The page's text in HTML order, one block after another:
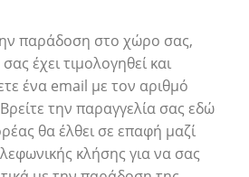
παράδοση στο χώρο σας,
έχει τιμολογηθεί και
ένα email με τον αριθμό
την παραγγελία σας εδώ
θα έλθει σε επαφή μαζί
κλήσης για να σας